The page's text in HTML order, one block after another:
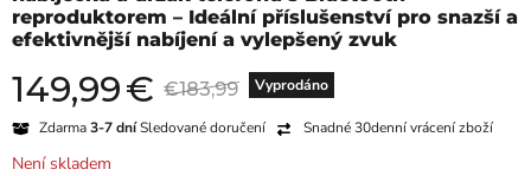
reproduktorem – Ideální příslušenství pro snazší a
efektivnější nabíjení a vylepšený zvuk
Vyprodáno
Aktuální cena
149,99€ Původní cena
€183,99
Zdarma3-7 dníSledované doručení Snadné 30denní vrácení zboží
Není skladem